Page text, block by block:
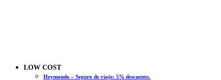
LOW COST
Heymondo – Seguro de viaje: 5% descuento.